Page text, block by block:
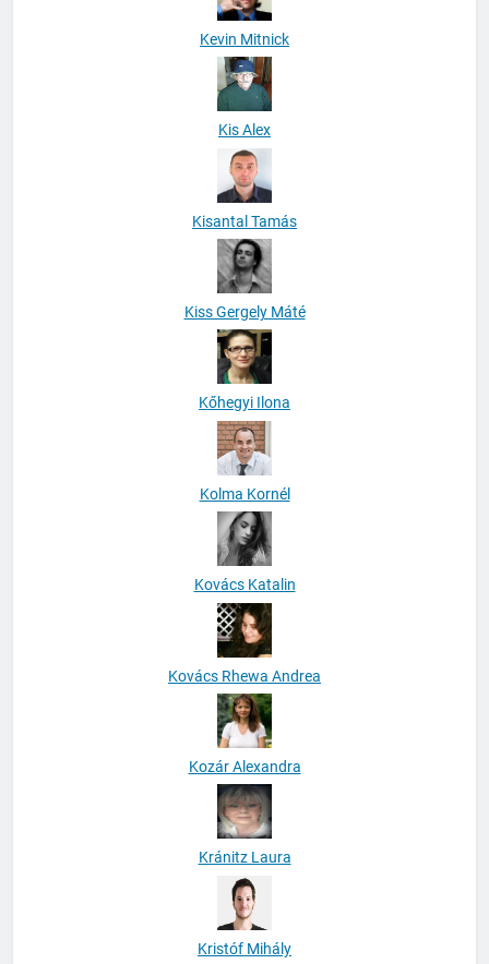
Kevin Mitnick
Kis Alex
Kisantal Tamás
Kiss Gergely Máté
Kőhegyi Ilona
Kolma Kornél
Kovács Katalin
Kovács Rhewa Andrea
Kozár Alexandra
Kránitz Laura
Kristóf Mihály